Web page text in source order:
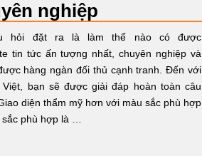
nghiệp
hỏi đặt ra là làm thế nào có được
tin tức ấn tượng nhất, chuyên nghiệp và
hàng ngàn đối thủ cạnh tranh. Đến với
bạn sẽ được giải đáp hoàn toàn câu
diện thẩm mỹ hơn với màu sắc phù hợp
phù hợp là …